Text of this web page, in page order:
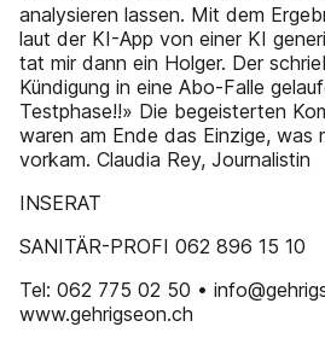
analysieren lassen. Mit dem
laut der KI-App von einer KI
tat mir dann ein Holger. Der
Kündigung in eine Abo-Falle
Testphase!!» Die begeisterten
waren am Ende das Einzige, was
vorkam. Claudia Rey, Journalistin
INSERAT
SANITÄR-PROFI 062 896 15 10
Tel: 062 775 02 50 •
www.gehrigseon.ch